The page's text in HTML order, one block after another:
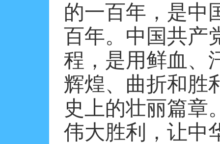
的一百年，是中
百年。中国共产
程，是用鲜血、
辉煌、曲折和胜
史上的壮丽篇章
伟大胜利，让中